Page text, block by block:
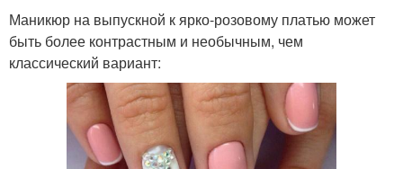
Маникюр на выпускной к ярко-розовому платью может
быть более контрастным и необычным, чем
классический вариант: